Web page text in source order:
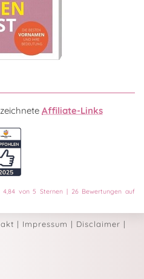
Affiliate-Links
4,84von5 Sternen | 26Bewertungen auf
| Impressum | Disclaimer |